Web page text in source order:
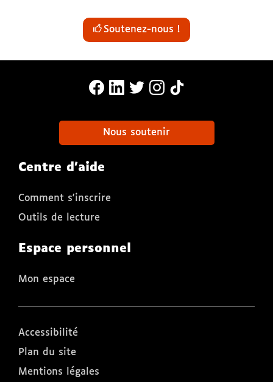
Soutenez-nous !
MonaLira Sur Facebook (nouvelle
MonaLira Sur Linkedin
MonaLira Sur Twitter
MonaLira Sur
Nous soutenir
Centre d'aide
Comment s'inscrire
Outils de lecture
Espace personnel
Mon espace
Accessibilité
Plan du site
Mentions légales